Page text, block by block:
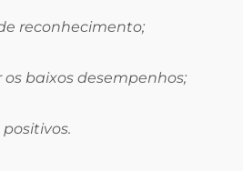
reconhecimento;
baixos desempenhos;